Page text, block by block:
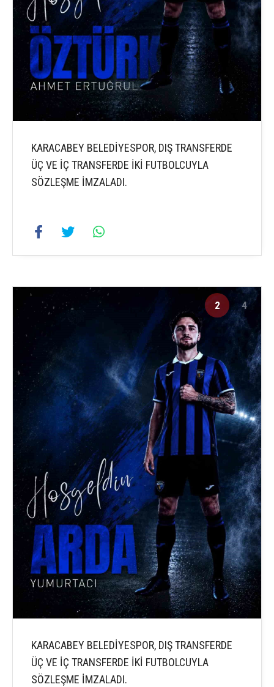
KARACABEY BELEDİYESPOR, DIŞ TRANSFERDE
ÜÇ VE İÇ TRANSFERDE İKİ FUTBOLCUYLA
SÖZLEŞME İMZALADI.
2 4
KARACABEY BELEDİYESPOR, DIŞ TRANSFERDE
ÜÇ VE İÇ TRANSFERDE İKİ FUTBOLCUYLA
SÖZLEŞME İMZALADI.